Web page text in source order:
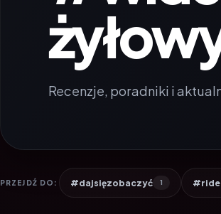
Recenzje, poradniki i
PRZEJDŹ DO: #dajsięzobaczyć 1